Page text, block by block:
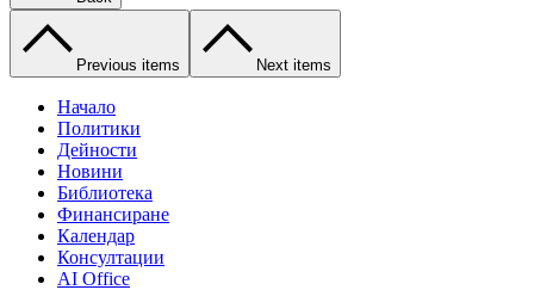
Previous items Next items
Начало
Политики
Дейности
Новини
Библиотека
Финансиране
Календар
Консултации
AI Office